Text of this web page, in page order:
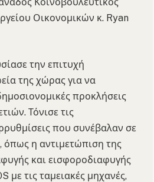
Οικονομικών κ. Ryan
την επιτυχή
της χώρας για να
προκλήσεις
Τόνισε τις
που συνέβαλαν σε
όπως η αντιμετώπιση της
και εισφοροδιαφυγής
με τις ταμειακές μηχανές,